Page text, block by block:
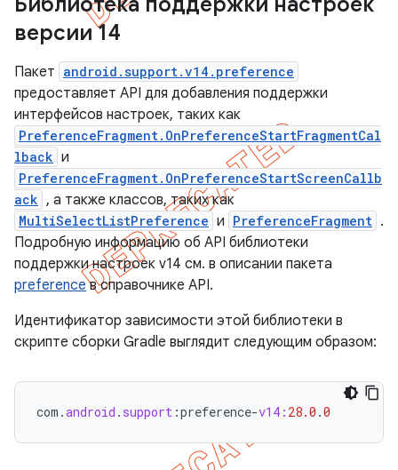
версии 14
Пакет android.support.v14.preference
предоставляет API для добавления поддержки
интерфейсов настроек, таких как
PreferenceFragment.OnPreferenceStartFragmentCal
lback и
PreferenceFragment.OnPreferenceStartScreenCallb
ack , а также классов, таких как
MultiSelectListPreference и PreferenceFragment .
Подробную информацию об API библиотеки
поддержки настроек v14 см. в описании пакета
preferenceв справочнике API.
Идентификатор зависимости этой библиотеки в
скрипте сборки Gradle выглядит следующим образом:
com .android . support :preference-v14: 28.0 .0